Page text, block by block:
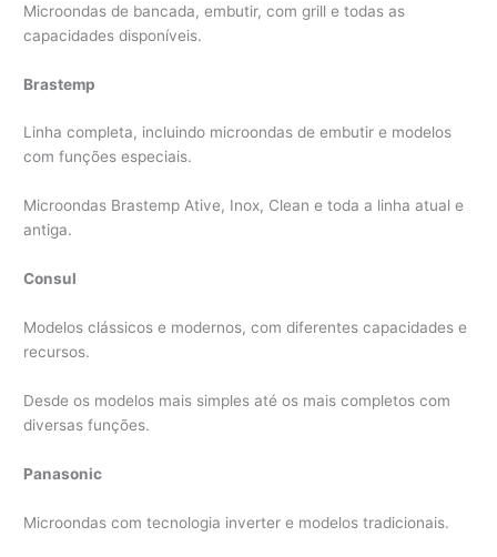
Microondas de bancada, embutir, com grill e todas as
capacidades disponíveis.
Brastemp
Linha completa, incluindo microondas de embutir e modelos
com funções especiais.
Microondas Brastemp Ative, Inox, Clean e toda a linha atual e
antiga.
Consul
Modelos clássicos e modernos, com diferentes capacidades e
recursos.
Desde os modelos mais simples até os mais completos com
diversas funções.
Panasonic
Microondas com tecnologia inverter e modelos tradicionais.